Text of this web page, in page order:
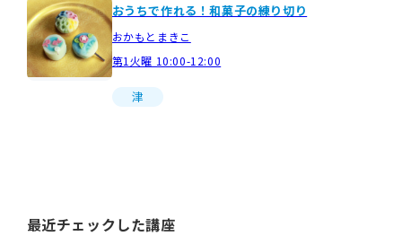
おうちで作れる！和菓子の練り切り
おかもとまきこ
第1火曜 10:00-12:00
津
最近チェックした講座